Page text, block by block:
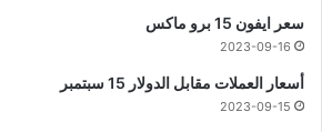
سعر ايفون 15 برو ماكس
2023-09-16
أسعار العملات مقابل الدولار 15 سبتمبر
2023-09-15